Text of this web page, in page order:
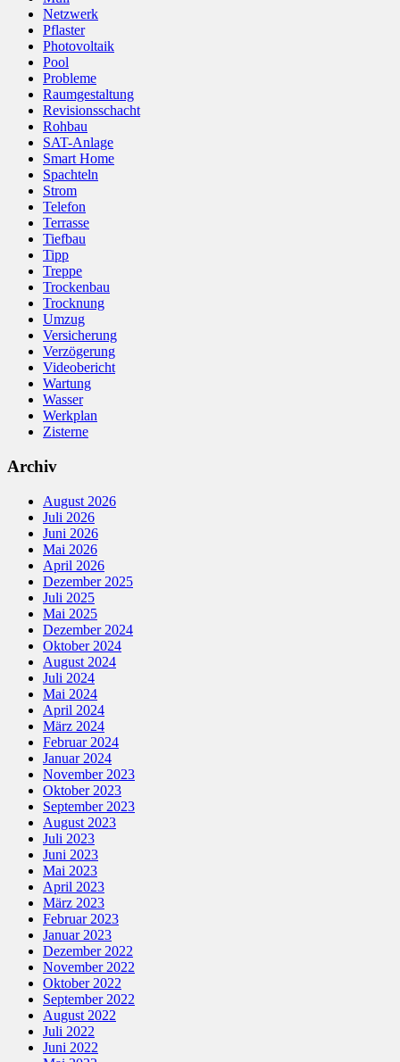
Netzwerk
Pflaster
Photovoltaik
Pool
Probleme
Raumgestaltung
Revisionsschacht
Rohbau
SAT-Anlage
Smart Home
Spachteln
Strom
Telefon
Terrasse
Tiefbau
Tipp
Treppe
Trockenbau
Trocknung
Umzug
Versicherung
Verzögerung
Videobericht
Wartung
Wasser
Werkplan
Zisterne
Archiv
August 2026
Juli 2026
Juni 2026
Mai 2026
April 2026
Dezember 2025
Juli 2025
Mai 2025
Dezember 2024
Oktober 2024
August 2024
Juli 2024
Mai 2024
April 2024
März 2024
Februar 2024
Januar 2024
November 2023
Oktober 2023
September 2023
August 2023
Juli 2023
Juni 2023
Mai 2023
April 2023
März 2023
Februar 2023
Januar 2023
Dezember 2022
November 2022
Oktober 2022
September 2022
August 2022
Juli 2022
Juni 2022